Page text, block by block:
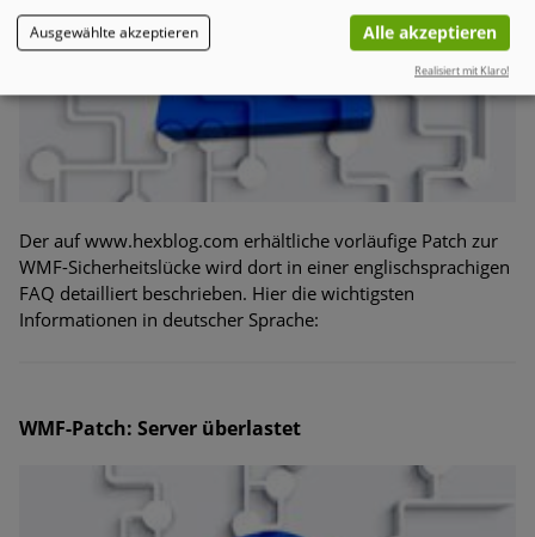
Der aufwww.hexblog.com erhältliche vorläufige Patch zur
WMF-Sicherheitslücke wird dort in einer englischsprachigen
FAQ detailliert beschrieben. Hier die wichtigsten
Informationen in deutscher Sprache:
WMF-Patch: Server überlastet
Ausgewählte akzeptieren Alle akzeptieren
Realisiert mit Klaro!